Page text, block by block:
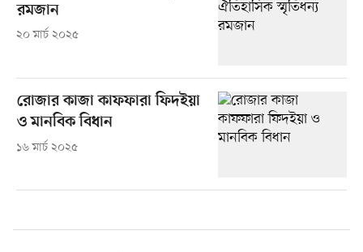
রমজান
২০ মার্চ ২০২৫
রোজার কাজা কাফফারা ফিদইয়া
ও মানবিক বিধান
১৬ মার্চ ২০২৫